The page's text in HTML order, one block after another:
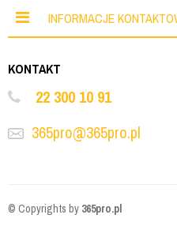
INFORMACJE
KONTAKT
22 300 10 91
365pro@365pro.pl
© Copyrights by 365pro.pl